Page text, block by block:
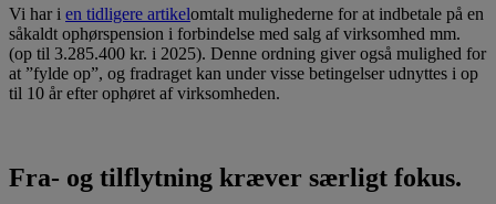
Vi har i en tidligere artikelomtalt mulighederne for at indbetale på en
såkaldt ophørspension i forbindelse med salg af virksomhed mm.
(op til 3.285.400 kr. i 2025). Denne ordning giver også mulighed for
at ”fylde op”, og fradraget kan under visse betingelser udnyttes i op
til 10 år efter ophøret af virksomheden.
Fra- og tilflytning kræver særligt fokus.